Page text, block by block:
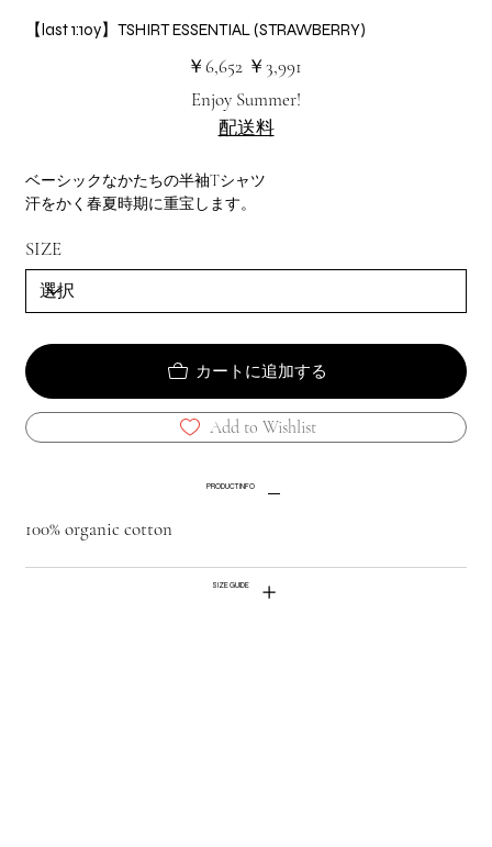
【last 1:10y】TSHIRT ESSENTIAL (STRAWBERRY)
元
の
格
￥6,652
セ
ー
価
格
￥3,991
Enjoy Summer!
配送料
ベーシックなかたちの半袖Tシャツ
汗をかく春夏時期に重宝します。
SIZE
カートに追加する
Add to Wishlist
PRODUCT INFO
100% organic cotton
SIZE GUIDE